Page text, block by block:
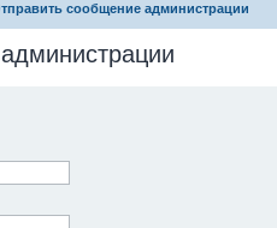
сообщение администрации